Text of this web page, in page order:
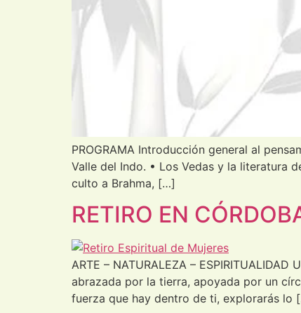
PROGRAMA Introducción general al
Valle del Indo. • Los Vedas y la literatura
culto a Brahma, […]
RETIRO EN
ARTE – NATURALEZA –
abrazada por la tierra, apoyada por un
fuerza que hay dentro de ti, explorarás lo